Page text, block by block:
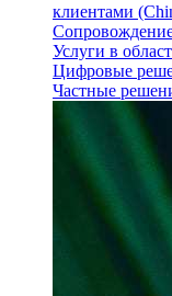
клиентами
Услуги в
Цифровые
Частные